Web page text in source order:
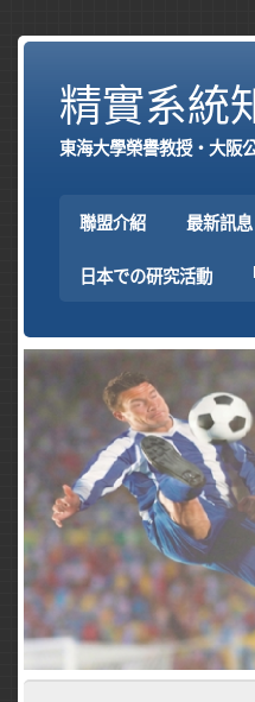
精實系統
東海大學榮譽教授‧大阪
聯盟介紹 最新訊息
日本での研究活動